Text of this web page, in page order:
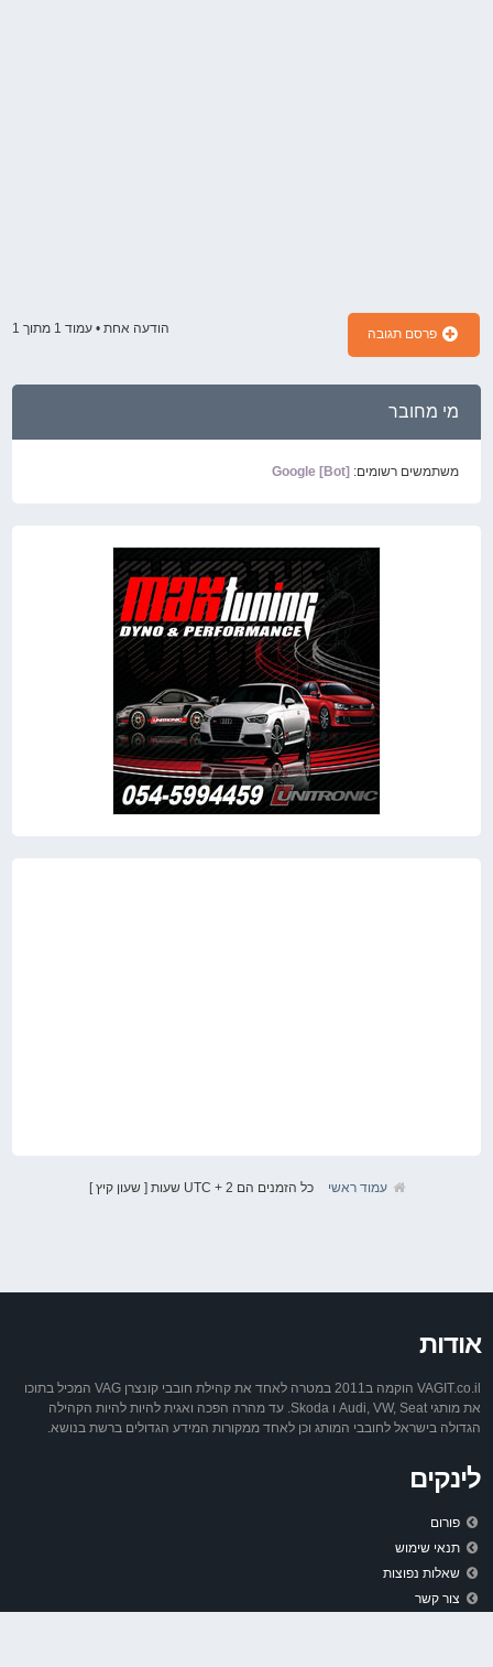
פרסם תגובה הודעה אחת • עמוד 1 מתוך 1
מי מחובר
משתמשים רשומים: Google [Bot]
עמוד ראשי כל הזמנים הם UTC + 2 שעות [ שעון קיץ ]
אודות
VAGIT.co.il הוקמה ב2011 במטרה לאחד את קהילת חובבי קונצרן VAG המכיל בתוכו
את מותגי Audi, VW, Seat ו Skoda. עד מהרה הפכה ואגית להיות להיות הקהילה
הגדולה בישראל לחובבי המותג וכן לאחד ממקורות המידע הגדולים ברשת בנושא.
לינקים
פורום
תנאי שימוש
שאלות נפוצות
צור קשר